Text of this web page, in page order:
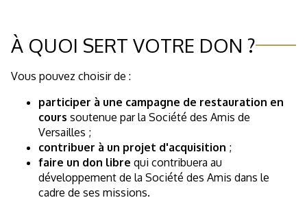
À QUOI SERT VOTRE DON ?
Vous pouvez choisir de :
participer à une campagne de restauration en
cours soutenue par la Société des Amis de
Versailles ;
contribuer à un projet d'acquisition ;
faire un don libre qui contribuera au
développement de la Société des Amis dans le
cadre de ses missions.